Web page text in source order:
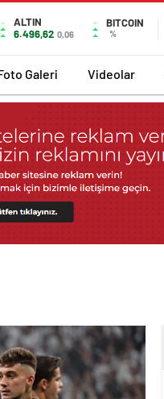
ALTIN
6.496,62 0,06
BITCOIN
%
Galeri Videolar